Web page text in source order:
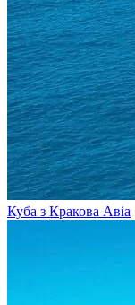
Куба з Кракова Авіа